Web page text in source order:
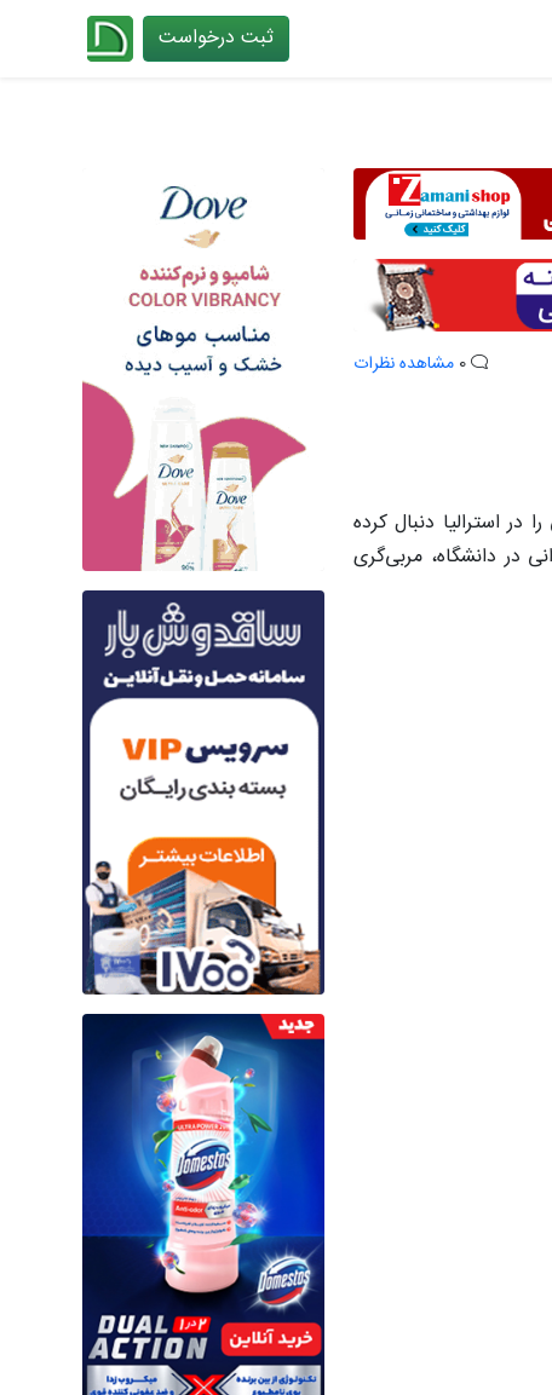
ثبت درخواست
مشاهده نظرات
را در استرالیا دنبال کرده
در دانشگاه، مربی‌گری